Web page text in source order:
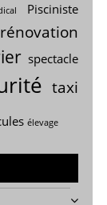
Pisciniste
rénovation
spectacle
taxi
élevage